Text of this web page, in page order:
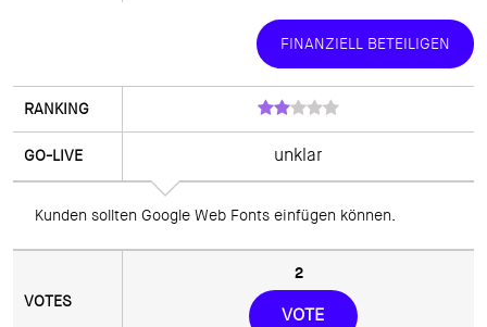
FINANZIELL BETEILIGEN
unklar
Kunden sollten Google Web Fonts einfügen können.
2
VOTE